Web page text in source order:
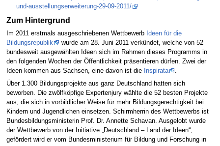
und-ausstellungserweiterung-29-09-2011/
Zum Hintergrund
Im 2011 erstmals ausgeschriebenen Wettbewerb Ideen für die
Bildungsrepublik
wurde am 28. Juni 2011 verkündet, welche von 52
bundesweit ausgewählten Ideen sich im Rahmen dieses Programms in
den folgenden Wochen der Öffentlichkeit präsentieren dürfen. Zwei der
Ideen kommen aus Sachsen, eine davon ist die Inspirata
.
Über 1.300 Bildungsprojekte aus ganz Deutschland hatten sich
beworben. Die zwölfköpfige Expertenjury wählte die 52 besten Projekte
aus, die sich in vorbildlicher Weise für mehr Bildungsgerechtigkeit bei
Kindern und Jugendlichen einsetzen. Schirmherrin des Wettbewerbs ist
Bundesbildungsministerin Prof. Dr. Annette Schavan. Ausgelobt wurde
der Wettbewerb von der Initiative „Deutschland – Land der Ideen“,
gefördert wird er vom Bundesministerium für Bildung und Forschung in